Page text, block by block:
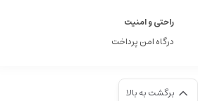
راحتی و امنیت
درگاه امن پرداخت
برگشت به بالا